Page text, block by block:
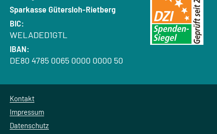
Bank:
Sparkasse Gütersloh-Rietberg
BIC:
WELADED1GTL
IBAN:
DE80 4785 0065 0000 0000 50
Kontakt
Impressum
Datenschutz